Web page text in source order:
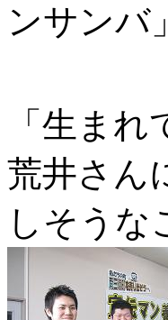
ンサンバ
「生ま
荒井さん
しそうな